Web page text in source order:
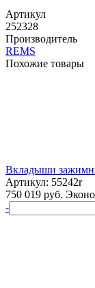
Артикул
252328
Производитель
REMS
Похожие товары
Вкладыши
Артикул: 55242r
750 019 руб.
-